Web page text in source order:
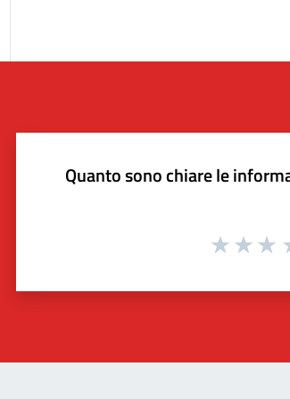
Quanto sono chiare le